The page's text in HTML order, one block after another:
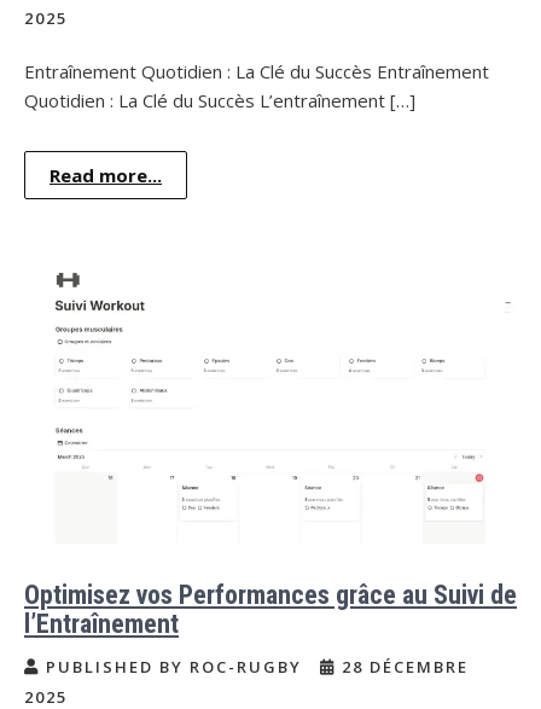
2025
Entraînement Quotidien : La Clé du Succès Entraînement
Quotidien : La Clé du Succès L’entraînement […]
Read more...
Optimisez vos Performances grâce au Suivi de
l’Entraînement
PUBLISHED BY ROC-RUGBY
28 DÉCEMBRE
2025